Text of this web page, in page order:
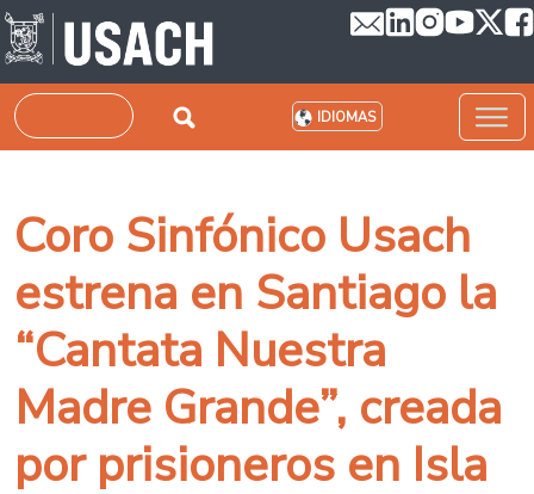
Pasar al contenido principal
Buscar IDIOMAS
Coro Sinfónico Usach
estrena en Santiago la
“Cantata Nuestra
Madre Grande”, creada
por prisioneros en Isla